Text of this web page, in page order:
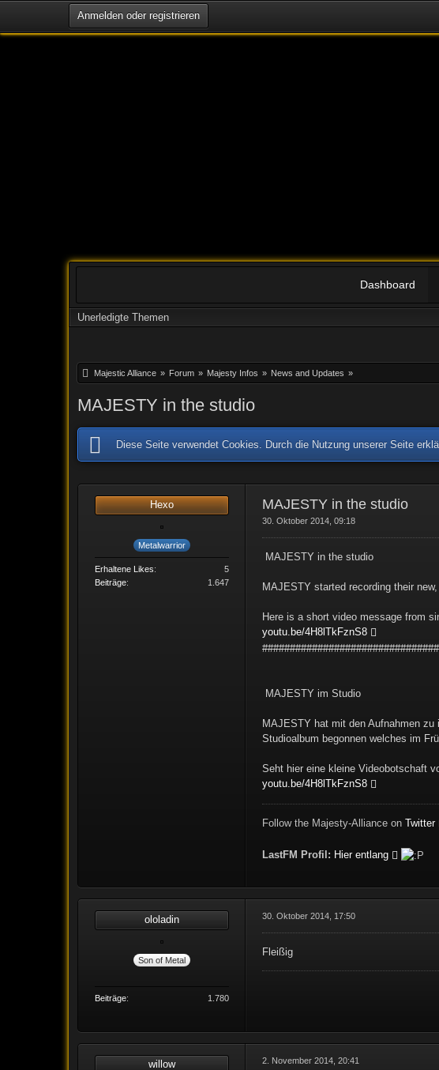
Anmelden oder registrieren
Dashboard
Unerledigte Themen
Majestic Alliance » Forum » Majesty Infos » News and Updates »
MAJESTY in the studio
Diese Seite verwendet Cookies. Durch die Nutzung unserer Seite
Hexo
Metalwarrior
Erhaltene Likes
5
Beiträge
1.647
MAJESTY in the studio
30. Oktober 2014, 09:18
MAJESTY in the studio
MAJESTY started recording their
Here is a short video message from
youtu.be/4H8lTkFznS8
MAJESTY im Studio
MAJESTY hat mit den Aufnahmen zu
Studioalbum begonnen welches im
Seht hier eine kleine Videobotschaft
youtu.be/4H8lTkFznS8
Follow the Majesty-Alliance onTwitter
LastFM Profil: Hier entlang
ololadin
Son of Metal
Beiträge 1.780
30. Oktober 2014, 17:50
Fleißig
willow 2. November 2014, 20:41